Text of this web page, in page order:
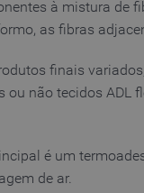
à mistura de
as fibras
finais
ou não tecidos ADL
é um
de ar.